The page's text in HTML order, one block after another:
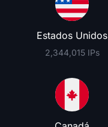
Estados Unidos
2,344,015 IPs